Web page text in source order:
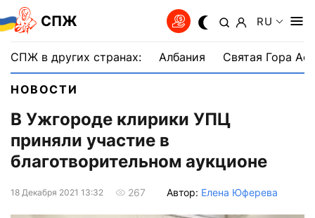
СПЖ RU
СПЖ в других странах: Албания Святая Гора
НОВОСТИ
В Ужгороде клирики УПЦ
приняли участие в
благотворительном аукционе
18 Декабря 2021 13:32 267 Автор: Елена Юферева